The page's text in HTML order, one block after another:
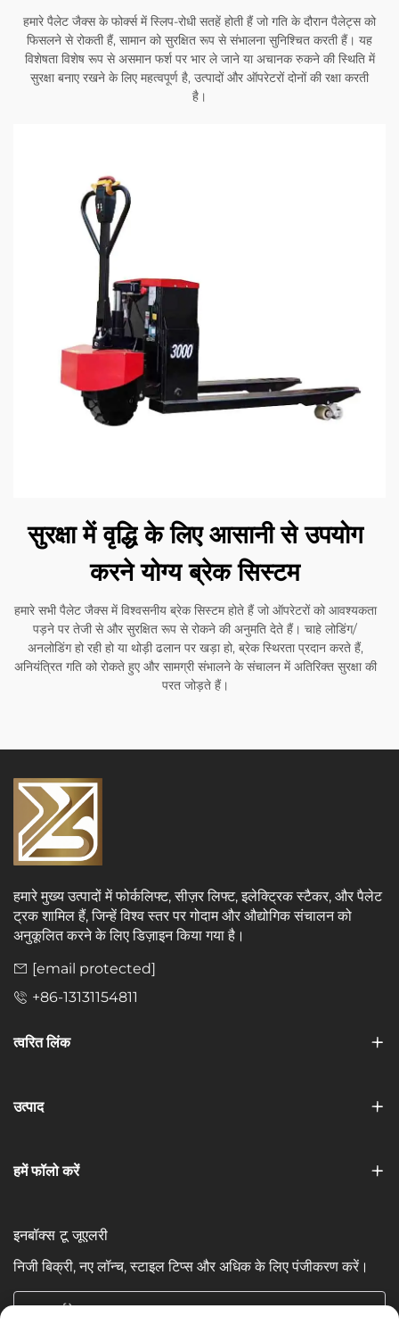
हमारे पैलेट जैक्स के फोर्क्स में स्लिप-रोधी सतहें होती हैं जो गति के दौरान पैलेट्स को
फिसलने से रोकती हैं, सामान को सुरक्षित रूप से संभालना सुनिश्चित करती हैं। यह
विशेषता विशेष रूप से असमान फर्श पर भार ले जाने या अचानक रुकने की स्थिति में
सुरक्षा बनाए रखने के लिए महत्वपूर्ण है, उत्पादों और ऑपरेटरों दोनों की रक्षा करती
है।
सुरक्षा में वृद्धि के लिए आसानी से उपयोग
करने योग्य ब्रेक सिस्टम
हमारे सभी पैलेट जैक्स में विश्वसनीय ब्रेक सिस्टम होते हैं जो ऑपरेटरों को आवश्यकता
पड़ने पर तेजी से और सुरक्षित रूप से रोकने की अनुमति देते हैं। चाहे लोडिंग/
अनलोडिंग हो रही हो या थोड़ी ढलान पर खड़ा हो, ब्रेक स्थिरता प्रदान करते हैं,
अनियंत्रित गति को रोकते हुए और सामग्री संभालने के संचालन में अतिरिक्त सुरक्षा की
परत जोड़ते हैं।
हमारे मुख्य उत्पादों में फोर्कलिफ्ट, सीज़र लिफ्ट, इलेक्ट्रिक स्टैकर, और पैलेट
ट्रक शामिल हैं, जिन्हें विश्व स्तर पर गोदाम और औद्योगिक संचालन को
अनुकूलित करने के लिए डिज़ाइन किया गया है।
[email protected]
+86-13131154811
त्वरित लिंक
उत्पाद
हमें फॉलो करें
इनबॉक्स टू जूएलरी
निजी बिक्री, नए लॉन्च, स्टाइल टिप्स और अधिक के लिए पंजीकरण करें।
आपका ईमेल